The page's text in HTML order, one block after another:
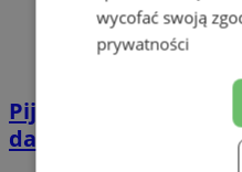
Pijana 32-latka z
dachowała na DK 88
wycofać swoją
prywatności